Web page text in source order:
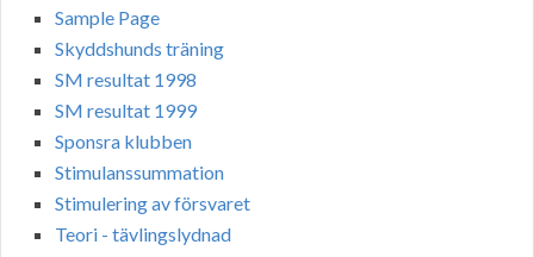
Sample Page
Skyddshunds träning
SM resultat 1998
SM resultat 1999
Sponsra klubben
Stimulanssummation
Stimulering av försvaret
Teori - tävlingslydnad